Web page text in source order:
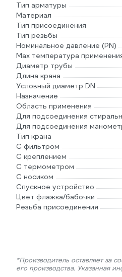
Тип арматуры
Материал
Тип присоединения
Тип резьбы
Номинальное давление (PN)
Max температура
Диаметр трубы
Длина крана
Условный диаметр DN
Назначение
Область применения
Для подсоединения
Для подсоединения
Тип крана
С фильтром
С креплением
С термометром
С носиком
Спускное устройство
Цвет флажка/бабочки
Резьба присоединения
*Производитель оставляет за
его производства. Указанная